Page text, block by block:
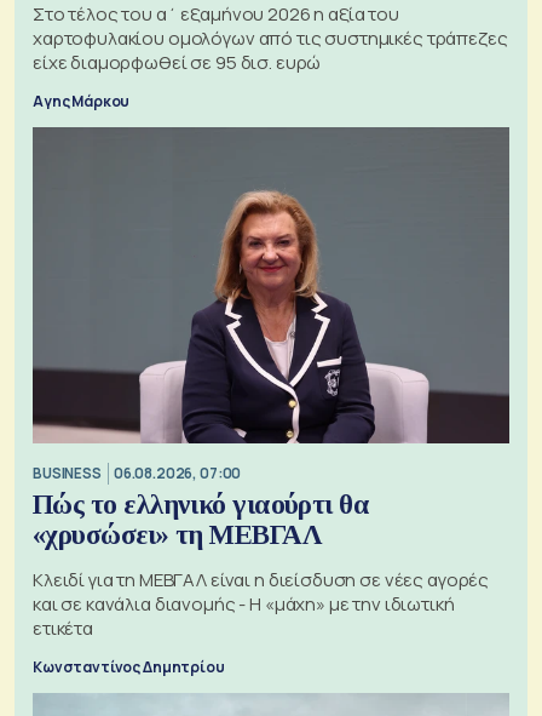
Στο τέλος του α΄ εξαμήνου 2026 η αξία του
χαρτοφυλακίου ομολόγων από τις συστημικές τράπεζες
είχε διαμορφωθεί σε 95 δισ. ευρώ
Αγης Μάρκου
BUSINESS 06.08.2026, 07:00
Πώς το ελληνικό γιαούρτι θα
«χρυσώσει» τη ΜΕΒΓΑΛ
Κλειδί για τη ΜΕΒΓΑΛ είναι η διείσδυση σε νέες αγορές
και σε κανάλια διανομής - Η «μάχη» με την ιδιωτική
ετικέτα
Κωνσταντίνος Δημητρίου